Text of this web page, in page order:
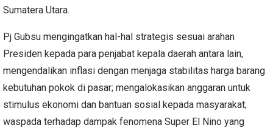
Sumatera Utara.
Pj Gubsu mengingatkan hal-hal strategis sesuai arahan
Presiden kepada para penjabat kepala daerah antara lain,
mengendalikan inflasi dengan menjaga stabilitas harga barang
kebutuhan pokok di pasar; mengalokasikan anggaran untuk
stimulus ekonomi dan bantuan sosial kepada masyarakat;
waspada terhadap dampak fenomena Super El Nino yang